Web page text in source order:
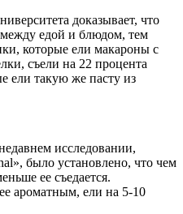
доказывает, что
едой и блюдом, тем
которые ели макароны с
съели на 22 процента
ели такую же пасту из
исследовании,
было установлено, что чем
ее съедается.
ароматным, ели на 5-10